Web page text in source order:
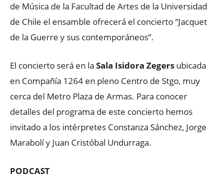
de Música de la Facultad de Artes de la Universidad
de Chile el ensamble ofrecerá el concierto “Jacquet
de la Guerre y sus contemporáneos”.
El concierto será en la Sala Isidora Zegers ubicada
en Compañía 1264 en pleno Centro de Stgo, muy
cerca del Metro Plaza de Armas. Para conocer
detalles del programa de este concierto hemos
invitado a los intérpretes Constanza Sánchez, Jorge
Marabolí y Juan Cristóbal Undurraga.
PODCAST